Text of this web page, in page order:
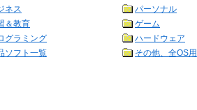
ネス
パーソナル
＆教育
ゲーム
グラミング
ハードウェア
ソフト一覧 その他、全OS